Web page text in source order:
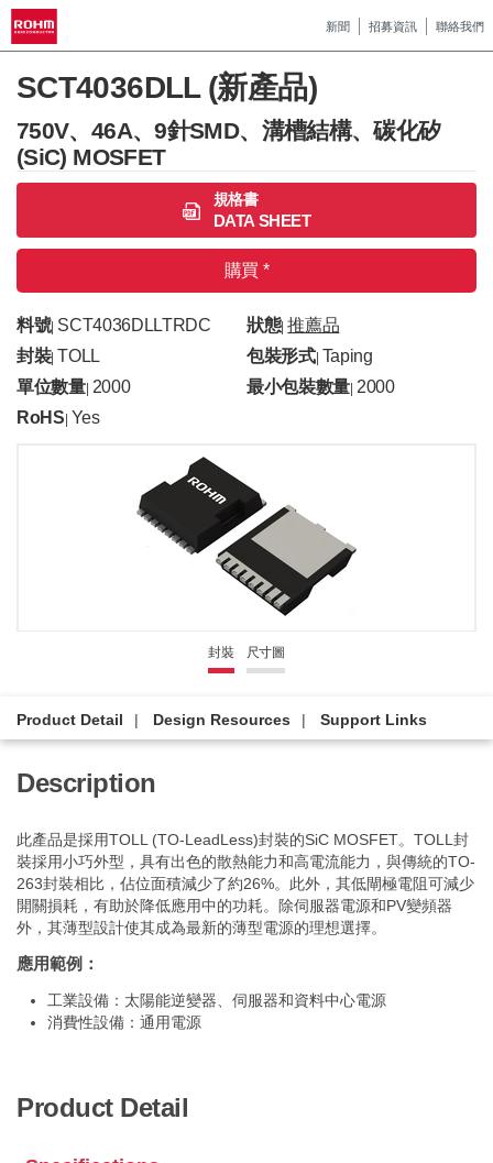
新聞 招募資訊 聯絡我們
SCT4036DLL (新產品)
750V、46A、9針SMD、溝槽結構、碳化矽
(SiC) MOSFET
規格書
DATA SHEET
購買 *
料號| SCT4036DLLTRDC 狀態|推薦品
封裝| TOLL 包裝形式| Taping
單位數量| 2000 最小包裝數量 |2000
RoHS Yes
封裝 尺寸圖
Product Detail Design Resources Support Links
Description
此產品是採用TOLL (TO-LeadLess)封裝的SiC MOSFET。TOLL封
裝採用小巧外型，具有出色的散熱能力和高電流能力，與傳統的TO-
263封裝相比，佔位面積減少了約26%。此外，其低閘極電阻可減少
開關損耗，有助於降低應用中的功耗。除伺服器電源和PV變頻器
外，其薄型設計使其成為最新的薄型電源的理想選擇。
應用範例：
工業設備：太陽能逆變器、伺服器和資料中心電源
消費性設備：通用電源
Product Detail